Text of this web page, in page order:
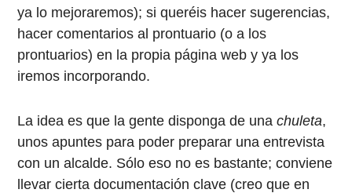
ya lo mejoraremos); si queréis hacer sugerencias,
hacer comentarios al prontuario (o a los
prontuarios) en la propia página web y ya los
iremos incorporando.
La idea es que la gente disponga de unachuleta,
unos apuntes para poder preparar una entrevista
con un alcalde. Sólo eso no es bastante; conviene
llevar cierta documentación clave (creo que en